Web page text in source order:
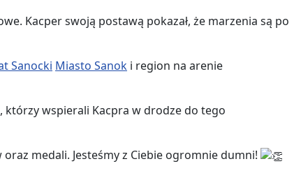
Kacper swoją postawą pokazał, że marzenia są po
Sanocki Miasto Sanok i region na arenie
którzy wspierali Kacpra w drodze do tego
medali. Jesteśmy z Ciebie ogromnie dumni!